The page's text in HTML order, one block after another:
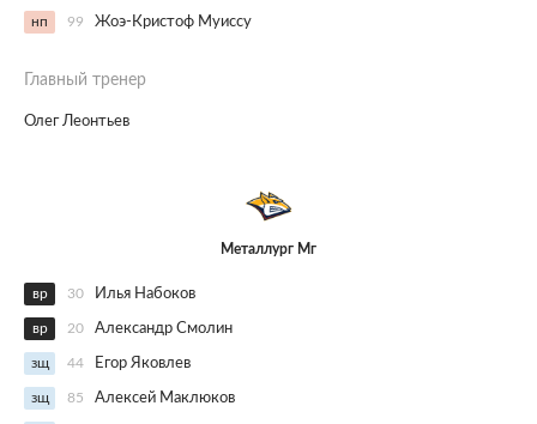
нп 99 Жоэ-Кристоф Муиссу
Главный тренер
Олег Леонтьев
Металлург Мг
вр 30 Илья Набоков
вр 20 Александр Смолин
зщ 44 Егор Яковлев
зщ 85 Алексей Маклюков